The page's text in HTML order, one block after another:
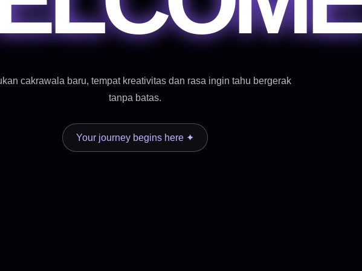
cakrawala baru, tempat kreativitas dan rasa ingin tahu bergerak
tanpa batas.
Your journey begins here ✦